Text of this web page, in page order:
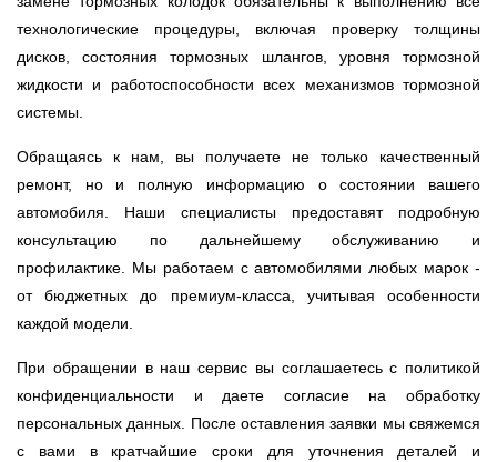
технологические процедуры, включая проверку толщины
дисков, состояния тормозных шлангов, уровня тормозной
жидкости и работоспособности всех механизмов тормозной
системы.
Обращаясь к нам, вы получаете не только качественный
ремонт, но и полную информацию о состоянии вашего
автомобиля. Наши специалисты предоставят подробную
консультацию по дальнейшему обслуживанию и
профилактике. Мы работаем с автомобилями любых марок -
от бюджетных до премиум-класса, учитывая особенности
каждой модели.
При обращении в наш сервис вы соглашаетесь с политикой
конфиденциальности и даете согласие на обработку
персональных данных. После оставления заявки мы свяжемся
с вами в кратчайшие сроки для уточнения деталей и